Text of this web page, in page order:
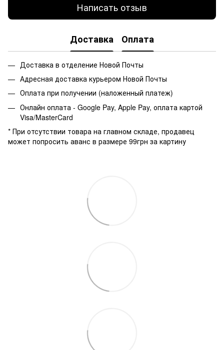
Написать отзыв
Доставка Оплата
Доставка в отделение Новой Почты
Адресная доставка курьером Новой Почты
Оплата при получении (наложенный платеж)
Онлайн оплата - Google Pay, Apple Pay, оплата картой
Visa/MasterCard
* При отсутствии товара на главном складе, продавец
может попросить аванс в размере 99грн за картину